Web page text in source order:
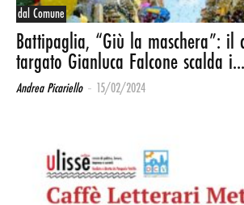
dal Comune
Battipaglia, “Giù la maschera”: il
targato Gianluca Falcone scalda i...
Andrea Picariello - 15/02/2024